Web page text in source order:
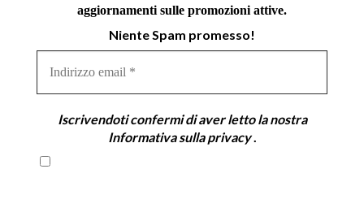
aggiornamenti sulle promozioni attive.
Niente Spam promesso!
email
Iscrivendoti confermi di aver letto la nostra
Informativa sulla privacy.